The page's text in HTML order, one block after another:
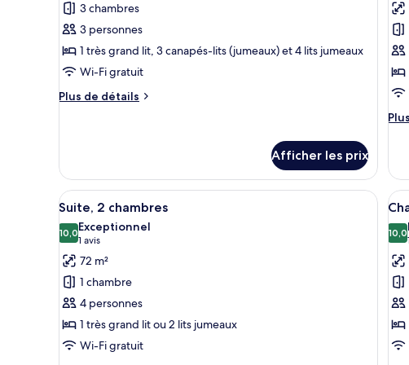
ce
type
de
chambre :
Suite
2
adults
+
1
child)
3 chambres
3 personnes
1 très grand lit, 3 canapés-lits (jumeaux) et 4 lits jumeaux
Wi-Fi gratuit
Plus de détails
Plus
Junior
(The
Level
2
adults
+
child)
Afficher les prix
ce
de
2
2
+
4
Plus
+
4
Afficher
toutes
les
photos
pour
ce
type
de
chambre :
Une chambre moderne avec un
6
Suite, 2 chambres
10,010,0 sur 10
Exceptionnel
1 avis
(1 avis)
72 m²
1 chambre
4 personnes
1 très grand lit ou 2 lits jumeaux
Wi-Fi gratuit
les
ce
de
10,0